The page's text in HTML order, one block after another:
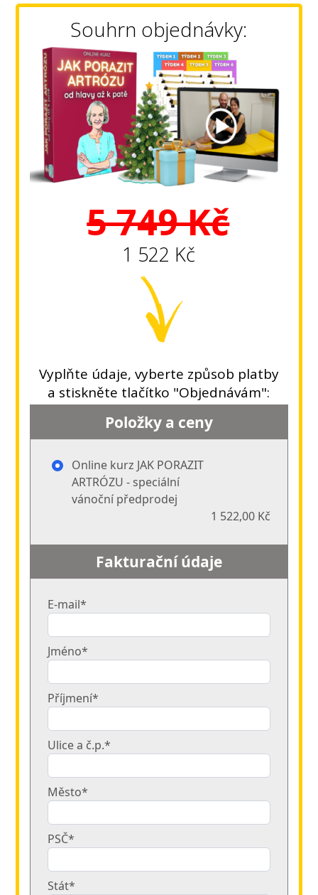
Souhrn objednávky:
5 749 Kč
1 522 Kč
Vyplňte údaje, vyberte způsob platby
a stiskněte tlačítko "Objednávám":
Položky a ceny
Online kurz JAK PORAZIT
ARTRÓZU - speciální
vánoční předprodej
1 522,00 Kč
Fakturační údaje
E-mail*
Jméno*
Příjmení*
Ulice a č.p.*
Město*
PSČ*
Stát*